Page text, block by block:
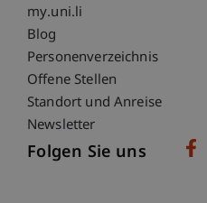
Fußzeile
my.uni.li
Blog
Personenverzeichnis
Offene Stellen
Standort und Anreise
Newsletter
Folgen Sie uns